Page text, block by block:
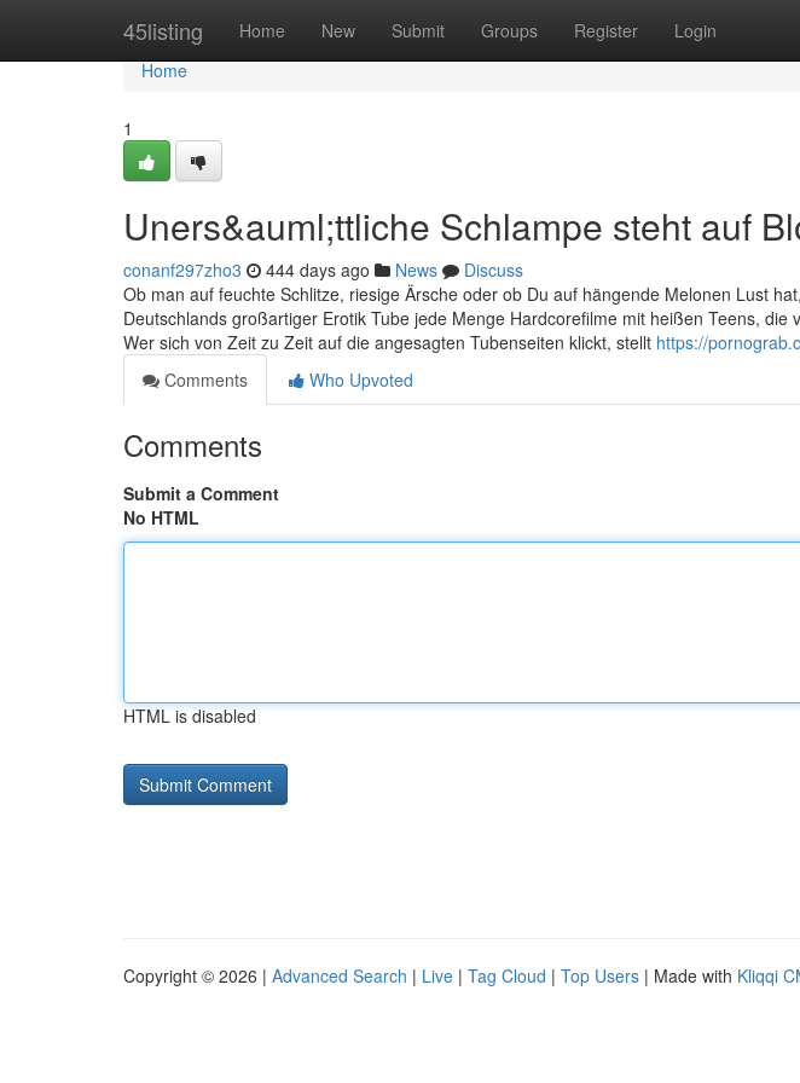
45listing Home New Submit Groups Register Login
Home
Home
1
Uners&auml;ttliche Schlampe steht auf
conanf297zho3 444 days ago News
Discuss
Ob man auf feuchte Schlitze, riesige Ärsche oder ob Du auf hängende Melonen Lust
Deutschlands großartiger Erotik Tube jede Menge Hardcorefilme mit heißen Teens,
Wer sich von Zeit zu Zeit auf die angesagten Tubenseiten klickt, stellt https://
Comments
Who Upvoted
Comments
Submit a Comment
No HTML
HTML is disabled
Copyright © 2026 | Advanced Search | Live | Tag Cloud | Top Users | Made with Kliqqi